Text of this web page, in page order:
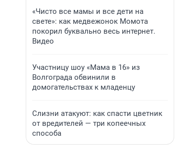
«Чисто все мамы и все дети на
свете»: как медвежонок Момота
покорил буквально весь интернет.
Видео
Участницу шоу «Мама в 16» из
Волгограда обвинили в
домогательствах к младенцу
Слизни атакуют: как спасти цветник
от вредителей — три копеечных
способа